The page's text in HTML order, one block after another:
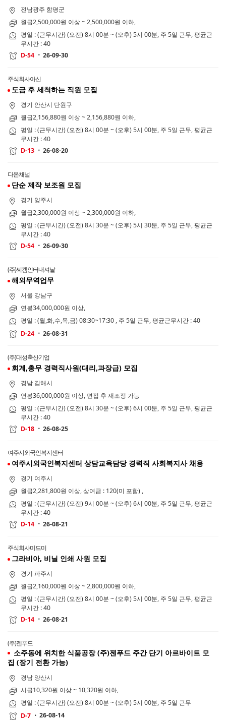
전남광주 함평군
월급2,500,000원 이상 ~ 2,500,000원 이하,
평일 : (근무시간) (오전) 8시 00분 ~ (오후) 5시 00분, 주 5일 근무, 평균근
무시간 : 40
D-54
26-09-30
주식회사아신
도금 후 세척하는 직원 모집
경기 안산시 단원구
월급2,156,880원 이상 ~ 2,156,880원 이하,
평일 : (근무시간) (오전) 8시 00분 ~ (오후) 5시 00분, 주 5일 근무, 평균근
무시간 : 40
D-13
26-08-20
다온채널
단순 제작 보조원 모집
경기 양주시
월급2,300,000원 이상 ~ 2,300,000원 이하,
평일 : (근무시간) (오전) 8시 30분 ~ (오후) 5시 30분, 주 5일 근무, 평균근
무시간 : 40
D-54
26-09-30
(주)씨켐인터내셔날
해외무역업무
서울 강남구
연봉34,000,000원 이상,
평일 : (월,화,수,목,금) 08:30~17:30 , 주 5일 근무, 평균근무시간 : 40
D-24
26-08-31
(주)대성축산기업
회계,총무 경력직사원(대리,과장급) 모집
경남 김해시
연봉36,000,000원 이상, 면접 후 재조정 가능
평일 : (근무시간) (오전) 8시 30분 ~ (오후) 6시 00분, 주 5일 근무, 평균근
무시간 : 40
D-18
26-08-25
여주시외국인복지센터
여주시외국인복지센터 상담교육담당 경력직 사회복지사 채용
경기 여주시
월급2,281,800원 이상, 상여금 : 120(미 포함) ,
평일 : (근무시간) (오전) 9시 00분 ~ (오후) 6시 00분, 주 5일 근무, 평균근
무시간 : 40
D-14
26-08-21
주식회사미드미
그라비아, 비닐 인쇄 사원 모집
경기 파주시
월급2,160,000원 이상 ~ 2,800,000원 이하,
평일 : (근무시간) (오전) 8시 00분 ~ (오후) 5시 00분, 주 5일 근무, 평균근
무시간 : 40
D-14
26-08-21
(주)젠푸드
소주동에 위치한 식품공장 (주)젠푸드 주간 단기 아르바이트 모
집 (장기 전환 가능)
경남 양산시
시급10,320원 이상 ~ 10,320원 이하,
평일 : (근무시간) (오전) 8시 00분 ~ (오후) 5시 00분, 주 5일 근무
D-7
26-08-14